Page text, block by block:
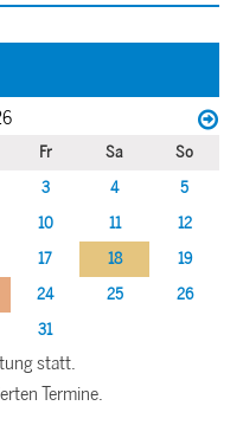
Fr Sa
So
3 4
5
10 11
12
17 18
19
24 25
26
31
statt.
Termine.